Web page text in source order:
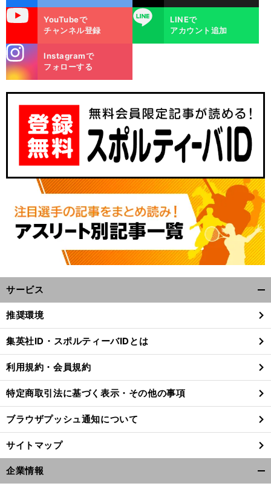
YouTubeで
チャンネル登録
LINE
LINEで
アカウント追加
m
Instagramで
フォローする
サービス
閉
る
推奨環境
集英社ID・スポルティーバIDとは
利用規約・会員規約
特定商取引法に基づく表示・その他の事項
ブラウザプッシュ通知について
サイトマップ
企業情報